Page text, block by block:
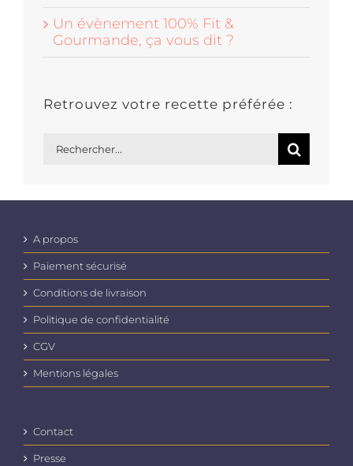
Un évènement 100% Fit &
Gourmande, ça vous dit ?
Retrouvez votre recette préférée :
A propos
Paiement sécurisé
Conditions de livraison
Politique de confidentialité
CGV
Mentions légales
Contact
Presse